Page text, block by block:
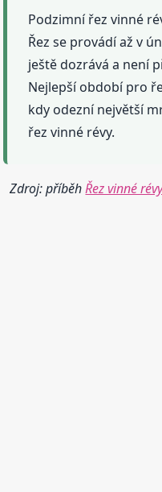
Podzimní řez vinné
Řez se provádí až v
ještě dozrává a není
Nejlepší období pro
kdy odezní největší
řez vinné révy.
Zdroj: příběhŘez vinné